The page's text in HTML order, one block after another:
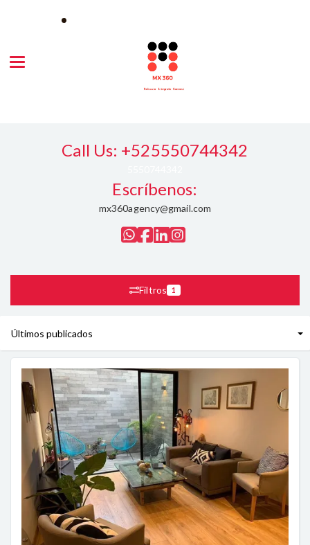
Toggle navigation
Call Us: +525550744342
Escríbenos:
mx360agency@gmail.com
Filtros 1